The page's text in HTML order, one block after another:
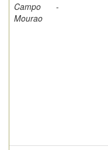
Campo
Mourao
-